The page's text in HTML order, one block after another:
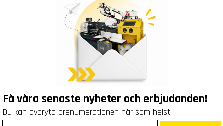
Få våra senaste nyheter och erbjudanden!
Du kan avbryta prenumerationen när som helst.